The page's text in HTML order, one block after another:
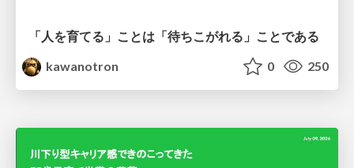
「人を育てる」ことは「待ちこがれる」ことである
kawanotron
0 250